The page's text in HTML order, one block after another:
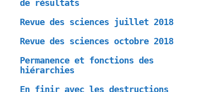
de résultats
Revue des sciences juillet 2018
Revue des sciences octobre 2018
Permanence et fonctions des
hiérarchies
En finir avec les destructions